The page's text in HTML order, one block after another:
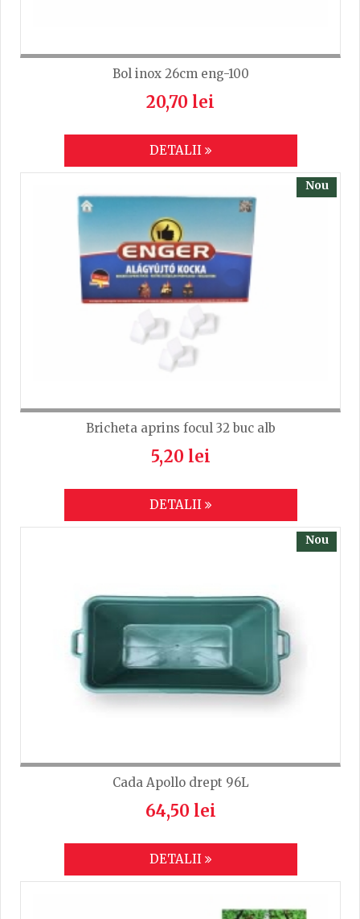
Bol inox 26cm eng-100
20,70 lei
DETALII
Nou
Bricheta aprins focul 32 buc alb
5,20 lei
DETALII
Nou
Cada Apollo drept 96L
64,50 lei
DETALII